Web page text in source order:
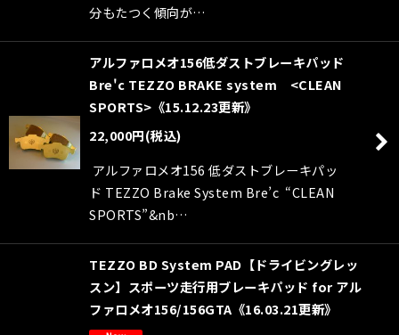
分もたつく傾向が…
アルファロメオ156低ダストブレーキパッド
Bre'c TEZZO BRAKE system <CLEAN
SPORTS>《15.12.23更新》
22,000円(税込)
アルファロメオ156 低ダストブレーキパッ
ド TEZZO Brake System Bre’c “CLEAN
SPORTS”&nb…
TEZZO BD System PAD【ドライビングレッ
スン】スポーツ走行用ブレーキパッド for アル
ファロメオ156/156GTA《16.03.21更新》